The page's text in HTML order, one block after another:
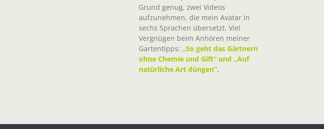
Grund genug, zwei Videos
aufzunehmen, die mein Avatar in
sechs Sprachen übersetzt. Viel
Vergnügen beim Anhören meiner
Gartentipps: „So geht das Gärtnern
ohne Chemie und Gift“ und „Auf
natürliche Art düngen“.